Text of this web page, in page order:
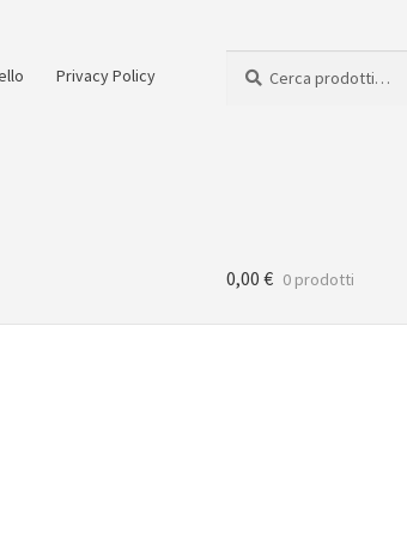
Privacy Policy
0,00 € 0 prodotti